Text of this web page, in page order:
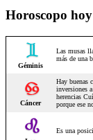
Horoscopo hoy